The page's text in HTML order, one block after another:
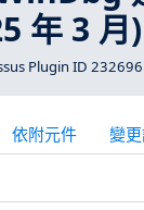
年 3 月)
Plugin ID 232696
依附元件 變